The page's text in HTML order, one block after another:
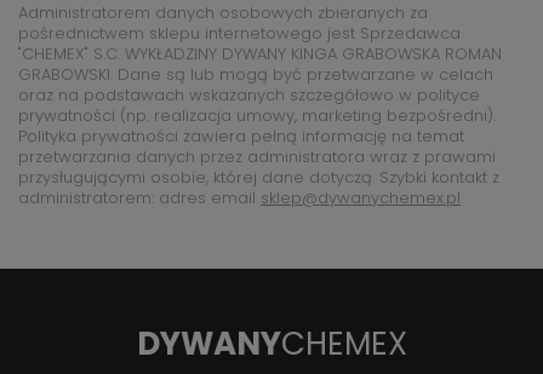
Administratorem danych osobowych zbieranych za
pośrednictwem sklepu internetowego jest Sprzedawca
"CHEMEX" S.C. WYKŁADZINY DYWANY KINGA GRABOWSKA ROMAN
GRABOWSKI. Dane są lub mogą być przetwarzane w celach
oraz na podstawach wskazanych szczegółowo w polityce
prywatności (np. realizacja umowy, marketing bezpośredni).
Polityka prywatności zawiera pełną informację na temat
przetwarzania danych przez administratora wraz z prawami
przysługującymi osobie, której dane dotyczą. Szybki kontakt z
administratorem: adres email sklep@dywanychemex.pl
DYWANYCHEMEX